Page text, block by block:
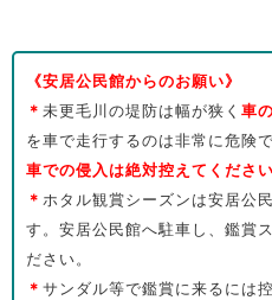
《安居公民館からのお願い》
＊ 未更毛川の堤防は幅が狭く 車
を車で走行するのは非常に危険
車での侵入は絶対控えてください
＊ ホタル観賞シーズンは安居公
す。安居公民館へ駐車し、鑑賞
ださい。
＊ サンダル等で鑑賞に来るには